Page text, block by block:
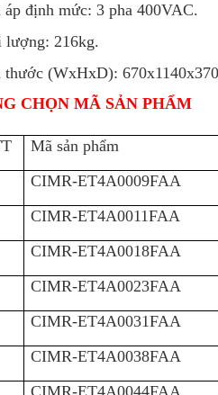
định mức: 3 pha 400VAC.
lượng: 216kg.
thước (WxHxD):
CHỌN MÃ SẢN PHẨM
Mã sản phẩm
CIMR-ET4A0009FAA
CIMR-ET4A0011FAA
CIMR-ET4A0018FAA
CIMR-ET4A0023FAA
CIMR-ET4A0031FAA
CIMR-ET4A0038FAA
CIMR-ET4A0044FAA